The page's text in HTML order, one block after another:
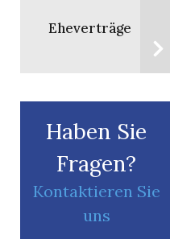
Eheverträge
Haben Sie
Fragen?
Kontaktieren Sie
uns